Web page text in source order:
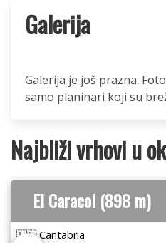
Galerija
Galerija je još prazna.
samo planinari koji su
Najbliži vrhovi u
El Caracol (898 m)
🇪🇸 Cantabria